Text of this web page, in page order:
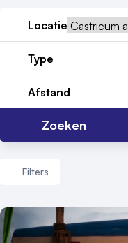
Locatie
Type
Afstand
Zoeken
Filters
Aantal zalen